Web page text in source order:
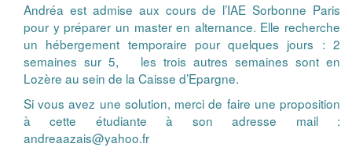
Andréa est admise aux cours de l’IAE Sorbonne Paris
pour y préparer un master en alternance. Elle recherche
un hébergement temporaire pour quelques jours : 2
semaines sur 5, les trois autres semaines sont en
Lozère au sein de la Caisse d’Epargne.
Si vous avez une solution, merci de faire une proposition
à cette étudiante à son adresse mail :
andreaazais@yahoo.fr